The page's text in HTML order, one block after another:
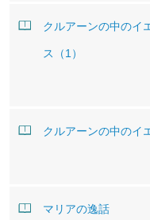
クルアーンの中のイ
ス（1）
クルアーンの中のイ
マリアの逸話